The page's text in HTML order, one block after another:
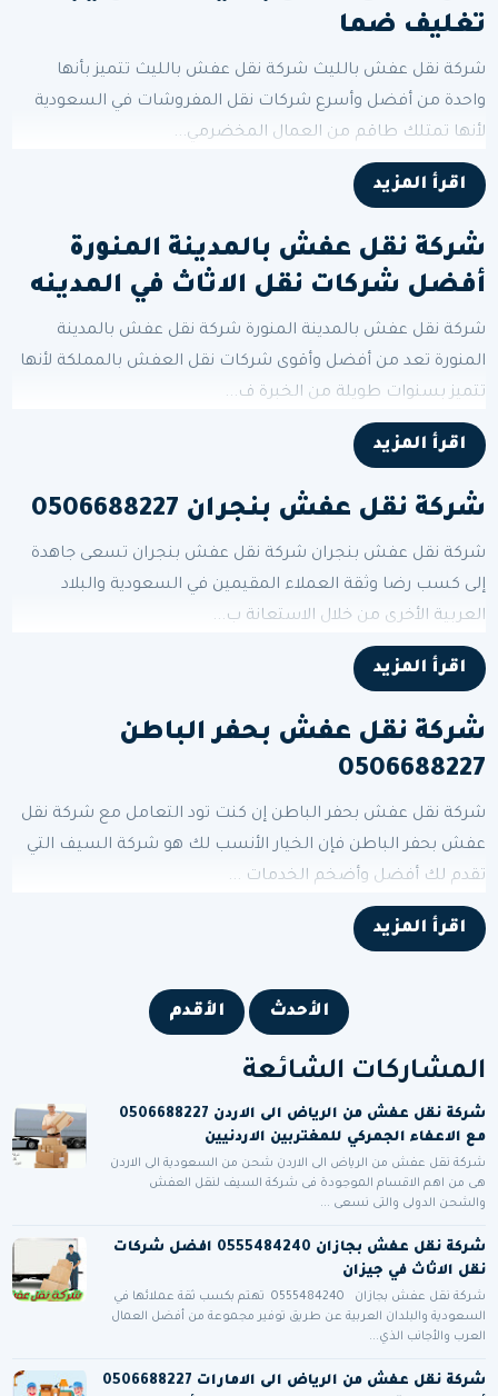
تغليف ضما
شركة نقل عفش بالليث شركة نقل عفش بالليث تتميز بأنها
واحدة من أفضل وأسرع شركات نقل المفروشات في السعودية
لأنها تمتلك طاقم من العمال المخضرمي...
اقرأ المزيد
شركة نقل عفش بالمدينة المنورة
أفضل شركات نقل الاثاث في المدينه
شركة نقل عفش بالمدينة المنورة شركة نقل عفش بالمدينة
المنورة تعد من أفضل وأقوى شركات نقل العفش بالمملكة لأنها
تتميز بسنوات طويلة من الخبرة ف...
اقرأ المزيد
شركة نقل عفش بنجران 0506688227
شركة نقل عفش بنجران شركة نقل عفش بنجران تسعى جاهدة
إلى كسب رضا وثقة العملاء المقيمين في السعودية والبلاد
العربية الأخرى من خلال الاستعانة ب...
اقرأ المزيد
شركة نقل عفش بحفر الباطن
0506688227
شركة نقل عفش بحفر الباطن إن كنت تود التعامل مع شركة نقل
عفش بحفر الباطن فإن الخيار الأنسب لك هو شركة السيف التي
تقدم لك أفضل وأضخم الخدمات ...
اقرأ المزيد
الأحدث الأقدم
المشاركات الشائعة
شركة نقل عفش من الرياض الى الاردن 0506688227
مع الاعفاء الجمركي للمغتربين الاردنيين
شركة نقل عفش من الرياض الى الاردن شحن من السعودية الى الاردن
هى من اهم الاقسام الموجودة فى شركة السيف لنقل العفش
والشحن الدولى والتى نسعى ...
شركة نقل عفش بجازان 0555484240 افضل شركات
نقل الاثاث في جيزان
شركة نقل عفش بجازان 0555484240 تهتم بكسب ثقة عملائها في
السعودية والبلدان العربية عن طريق توفير مجموعة من أفضل العمال
العرب والأجانب الذي...
شركة نقل عفش من الرياض الى الامارات 0506688227